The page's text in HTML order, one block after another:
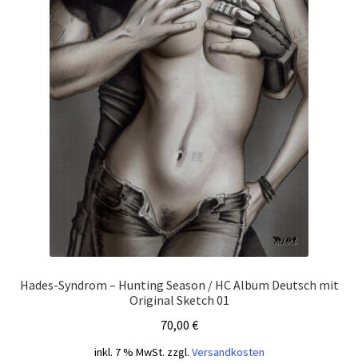
Hades-Syndrom – Hunting Season / HC Album Deutsch mit
Original Sketch 01
70,00 €
inkl. 7 % MwSt. zzgl. Versandkosten